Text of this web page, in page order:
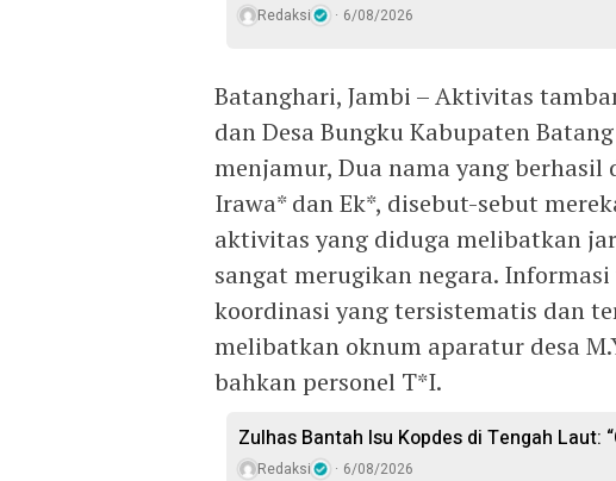
Redaksi 6/08/2026
Batanghari, Jambi – Aktivitas
dan Desa Bungku Kabupaten
menjamur, Dua nama yang
Irawa* dan Ek*, disebut-sebut
aktivitas yang diduga melibatkan
sangat merugikan negara.
koordinasi yang tersistematis dan
melibatkan oknum aparatur desa
bahkan personel T*I.
Zulhas Bantah Isu Kopdes di Tengah Laut:
Redaksi 6/08/2026